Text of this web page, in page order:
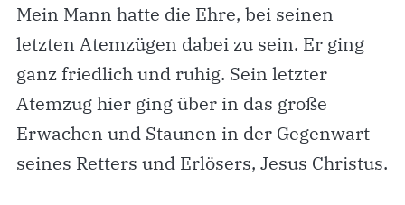
Mein Mann hatte die Ehre, bei seinen
letzten Atemzügen dabei zu sein. Er ging
ganz friedlich und ruhig. Sein letzter
Atemzug hier ging über in das große
Erwachen und Staunen in der Gegenwart
seines Retters und Erlösers, Jesus Christus.